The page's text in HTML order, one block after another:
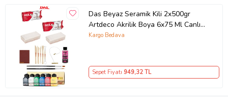
Das Beyaz Seramik Kili 2x500gr
Artdeco Akrilik Boya 6x75 Ml Canlı
Renkler
Kargo Bedava
Sepet Fiyatı 949,32 TL